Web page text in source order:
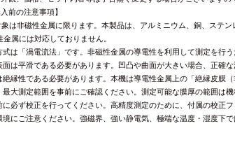
前の注意事項】
象は非磁性金属に限ります。本製品は、アルミニウム、銅、ステ
金属には対応しておりません。
式は「渦電流法」です。非磁性金属の導電性を利用して測定を行
面は平滑である必要があります。凹凸や曲面が大きい場合、正確
絶縁性である必要があります。本機は導電性金属上の「絶縁皮膜
最大測定範囲を事前にご確認ください。測定可能な膜厚の範囲は
に必ず校正を行ってください。高精度測定のために、付属の校正
境にご注意ください。強磁界、強い静電気、極端な温度・湿度下